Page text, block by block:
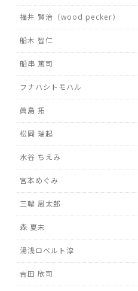
福井 賢治（wood pecker）
船木 智仁
船串 篤司
フナハシトモハル
眞島 拓
松岡 瑞起
水谷 ちえみ
宮本めぐみ
三輪 周太郎
森 夏未
湯浅ロベルト淳
吉田 欣司